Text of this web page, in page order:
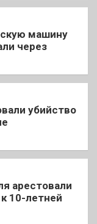
машину
через
убийство
арестовали
10-летней